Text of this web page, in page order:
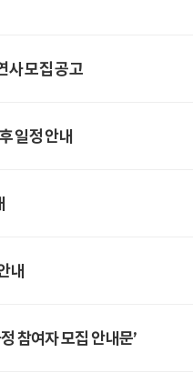
사 모집 공고
일정 안내
내
참여자 모집 안내문’